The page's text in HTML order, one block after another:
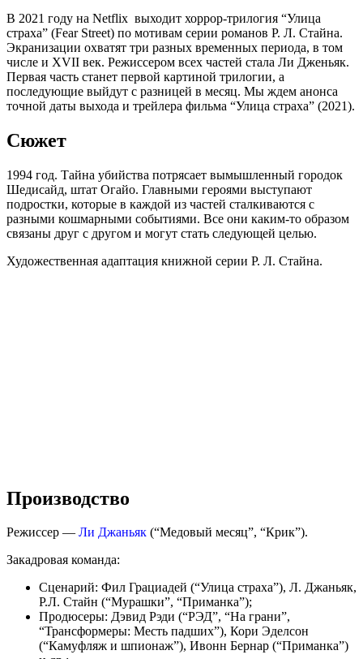
В 2021 году на Netflix выходит хоррор-трилогия “Улица
страха” (Fear Street) по мотивам серии романов Р. Л. Стайна.
Экранизации охватят три разных временных периода, в том
числе и XVII век. Режиссером всех частей стала Ли Дженьяк.
Первая часть станет первой картиной трилогии, а
последующие выйдут с разницей в месяц. Мы ждем анонса
точной даты выхода и трейлера фильма “Улица страха” (2021).
Сюжет
1994 год. Тайна убийства потрясает вымышленный городок
Шедисайд, штат Огайо. Главными героями выступают
подростки, которые в каждой из частей сталкиваются с
разными кошмарными событиями. Все они каким-то образом
связаны друг с другом и могут стать следующей целью.
Художественная адаптация книжной серии Р. Л. Стайна.
Производство
Режиссер — Ли Джаньяк (“Медовый месяц”, “Крик”).
Закадровая команда:
Сценарий: Фил Грациадей (“Улица страха”), Л. Джаньяк,
Р.Л. Стайн (“Мурашки”, “Приманка”);
Продюсеры: Дэвид Рэди (“РЭД”, “На грани”,
“Трансформеры: Месть падших”), Кори Эделсон
(“Камуфляж и шпионаж”), Ивонн Бернар (“Приманка”)